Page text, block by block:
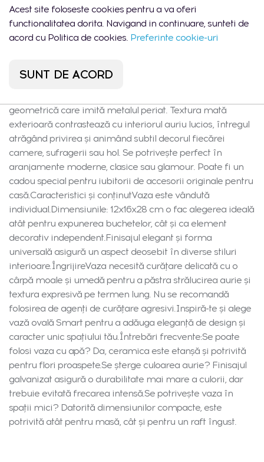
ce nu doar subliniază aspectul luxos al aurului, ci și crește
rezistența la zgârieturi fine. Ceramica asigură stabilitate și
un caracter natural, ușor mat cu un luciu subtil, evidențiind
pentru cei care caută simultan practicitate și stil.Design și
stilVaza ovală Smart impresionează prin forma sa
geometrică care imită metalul periat. Textura mată
exterioară contrastează cu interiorul auriu lucios, întregul
atrăgând privirea și animând subtil decorul fiecărei
camere, sufragerii sau hol. Se potrivește perfect în
aranjamente moderne, clasice sau glamour. Poate fi un
cadou special pentru iubitorii de accesorii originale pentru
casă.Caracteristici și conținutVaza este vândută
individual.Dimensiunile: 12x16x28 cm o fac alegerea ideală
atât pentru expunerea buchetelor, cât și ca element
decorativ independent.Finisajul elegant și forma
universală asigură un aspect deosebit în diverse stiluri
interioare.ÎngrijireVaza necesită curățare delicată cu o
cârpă moale și umedă pentru a păstra strălucirea aurie și
textura expresivă pe termen lung. Nu se recomandă
folosirea de agenți de curățare agresivi.Inspiră-te și alege
vază ovală Smart pentru a adăuga eleganță de design și
caracter unic spațiului tău.Întrebări frecvente:Se poate
folosi vaza cu apă? Da, ceramica este etanșă și potrivită
pentru flori proaspete.Se șterge culoarea aurie? Finisajul
galvanizat asigură o durabilitate mai mare a culorii, dar
trebuie evitată frecarea intensă.Se potrivește vaza în
spații mici? Datorită dimensiunilor compacte, este
potrivită atât pentru masă, cât și pentru un raft îngust.
Acest site foloseste cookies pentru a va oferi
functionalitatea dorita. Navigand in continuare, sunteti de
acord cu Politica de cookies. Preferinte cookie-uri
SUNT DE ACORD